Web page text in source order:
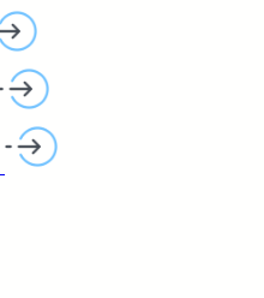
%10
İNDİRİM